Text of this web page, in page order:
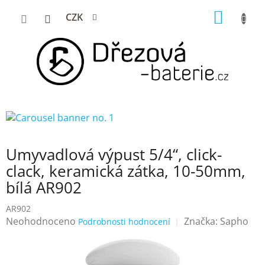
CZK
Umyvadlová výpust 5/4“, click-
clack, keramická zátka, 10-50mm,
bílá AR902
AR902
Průměrné
Neohodnoceno Podrobnosti hodnocení Značka: Sapho